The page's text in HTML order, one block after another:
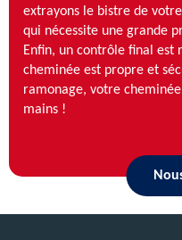
extrayons le bistre de
qui nécessite une grande
Enfin, un contrôle final est
cheminée est propre et
ramonage, votre
mains !